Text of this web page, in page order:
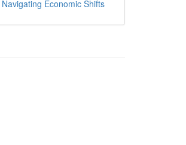
Navigating Economic Shifts